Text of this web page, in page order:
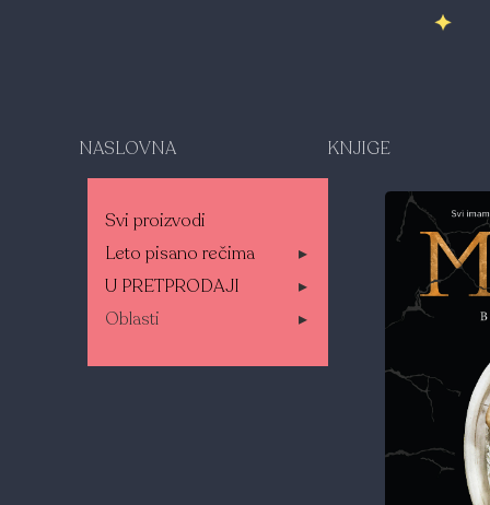
NASLOVNA KNJIGE
Svi proizvodi
Leto pisano rečima
▸
U PRETPRODAJI
▸
Oblasti
▸